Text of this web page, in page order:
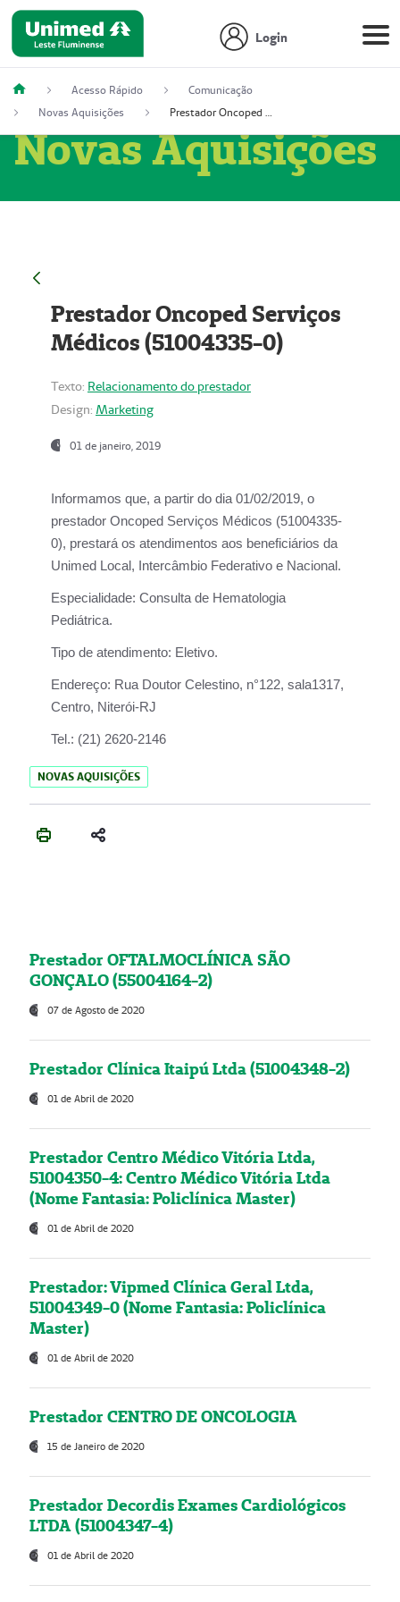
Login
Acesso Rápido
Comunicação
Novas Aquisições
Prestador Oncoped Serviços Médicos (51004335-0)
Novas Aquisições
Prestador Oncoped Serviços
Médicos (51004335-0)
Texto: Relacionamento do prestador
Design: Marketing
01 de janeiro, 2019
Informamos que, a partir do dia 01/02/2019, o
prestador Oncoped Serviços Médicos (51004335-
0), prestará os atendimentos aos beneficiários da
Unimed Local, Intercâmbio Federativo e Nacional.
Especialidade: Consulta de Hematologia
Pediátrica.
Tipo de atendimento: Eletivo.
Endereço: Rua Doutor Celestino, n°122, sala1317,
Centro, Niterói-RJ
Tel.: (21) 2620-2146
NOVAS AQUISIÇÕES
Prestador OFTALMOCLÍNICA SÃO
GONÇALO (55004164-2)
07 de Agosto de 2020
Prestador Clínica Itaipú Ltda (51004348-2)
01 de Abril de 2020
Prestador Centro Médico Vitória Ltda,
51004350-4: Centro Médico Vitória Ltda
(Nome Fantasia: Policlínica Master)
01 de Abril de 2020
Prestador: Vipmed Clínica Geral Ltda,
51004349-0 (Nome Fantasia: Policlínica
Master)
01 de Abril de 2020
Prestador CENTRO DE ONCOLOGIA
15 de Janeiro de 2020
Prestador Decordis Exames Cardiológicos
LTDA (51004347-4)
01 de Abril de 2020